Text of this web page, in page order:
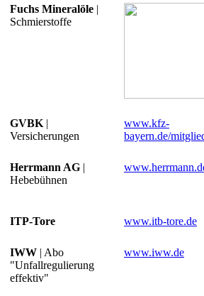
Fuchs Mineralöle |
Schmierstoffe
GVBK |
Versicherungen
www.kfz-
bayern.de/
Herrmann AG |
Hebebühnen
ITP-Tore www.itb-tore.de
IWW | Abo
"Unfallregulierung
effektiv"
www.iww.de